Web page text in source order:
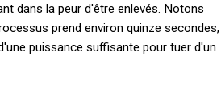
dans la peur d'être enlevés. Notons
prend environ quinze secondes,
puissance suffisante pour tuer d'un